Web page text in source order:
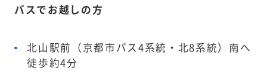
バスでお越しの方
北山駅前（京都市バス4系統・北8系統）南へ
徒歩約4分